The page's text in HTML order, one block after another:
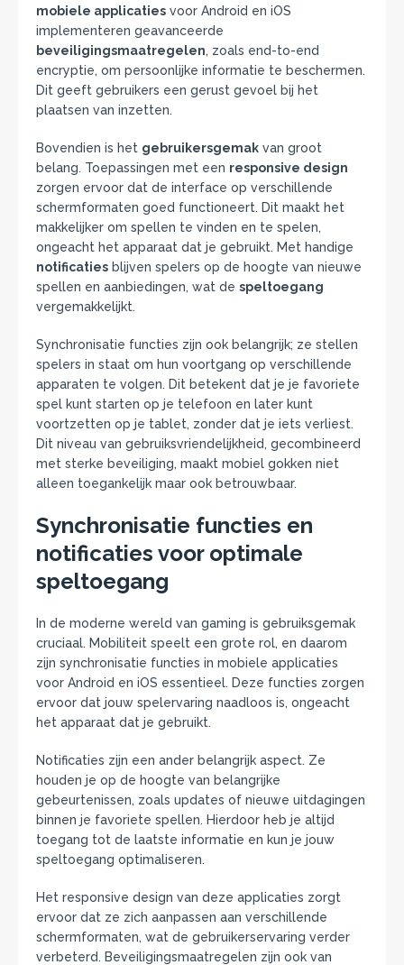
mobiele applicaties voor Android en iOS
implementeren geavanceerde
beveiligingsmaatregelen, zoals end-to-end
encryptie, om persoonlijke informatie te beschermen.
Dit geeft gebruikers een gerust gevoel bij het
plaatsen van inzetten.
Bovendien is het gebruikersgemak van groot
belang. Toepassingen met een responsive design
zorgen ervoor dat de interface op verschillende
schermformaten goed functioneert. Dit maakt het
makkelijker om spellen te vinden en te spelen,
ongeacht het apparaat dat je gebruikt. Met handige
notificaties blijven spelers op de hoogte van nieuwe
spellen en aanbiedingen, wat de speltoegang
vergemakkelijkt.
Synchronisatie functies zijn ook belangrijk; ze stellen
spelers in staat om hun voortgang op verschillende
apparaten te volgen. Dit betekent dat je je favoriete
spel kunt starten op je telefoon en later kunt
voortzetten op je tablet, zonder dat je iets verliest.
Dit niveau van gebruiksvriendelijkheid, gecombineerd
met sterke beveiliging, maakt mobiel gokken niet
alleen toegankelijk maar ook betrouwbaar.
Synchronisatie functies en
notificaties voor optimale
speltoegang
In de moderne wereld van gaming is gebruiksgemak
cruciaal. Mobiliteit speelt een grote rol, en daarom
zijn synchronisatie functies in mobiele applicaties
voor Android en iOS essentieel. Deze functies zorgen
ervoor dat jouw spelervaring naadloos is, ongeacht
het apparaat dat je gebruikt.
Notificaties zijn een ander belangrijk aspect. Ze
houden je op de hoogte van belangrijke
gebeurtenissen, zoals updates of nieuwe uitdagingen
binnen je favoriete spellen. Hierdoor heb je altijd
toegang tot de laatste informatie en kun je jouw
speltoegang optimaliseren.
Het responsive design van deze applicaties zorgt
ervoor dat ze zich aanpassen aan verschillende
schermformaten, wat de gebruikerservaring verder
verbeterd. Beveiligingsmaatregelen zijn ook van